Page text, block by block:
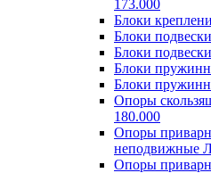
173.000
Блоки
Блоки
Блоки
Блоки
Блоки
Опоры
180.000
Опоры
неподвижные
Опоры